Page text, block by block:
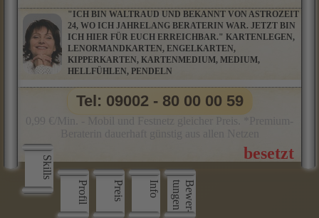
"ICH BIN WALTRAUD UND BEKANNT VON ASTROZEIT
24, WO ICH JAHRELANG BERATERIN WAR. JETZT BIN
ICH HIER FÜR EUCH ERREICHBAR." KARTENLEGEN,
LENORMANDKARTEN, ENGELKARTEN,
KIPPERKARTEN, KARTENMEDIUM, MEDIUM,
HELLFÜHLEN, PENDELN
Skills
Profil
Preis Info B
e
w
e
r
­
t
u
n
g
e
n
Tel: 09002 - 80 00 00 59